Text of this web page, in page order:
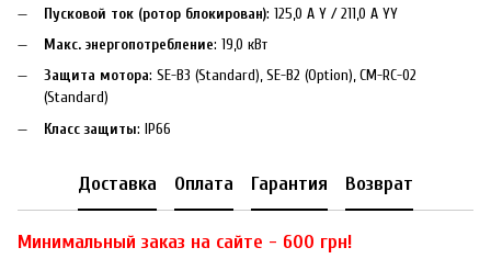
Пусковой ток (ротор блокирован): 125,0 A Y / 211,0 A YY
Макс. энергопотребление: 19,0 кВт
Защита мотора: SE-B3 (Standard), SE-B2 (Option), CM-RC-02
(Standard)
Класс защиты: IP66
Доставка Оплата Гарантия Возврат
Минимальный заказ на сайте - 600 грн!